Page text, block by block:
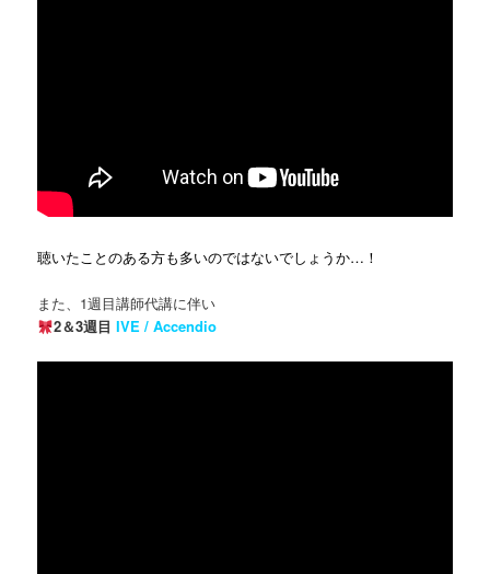
聴いたことのある方も多いのではないでしょうか…！
また、1週目講師代講に伴い
2＆3週目 IVE / Accendio